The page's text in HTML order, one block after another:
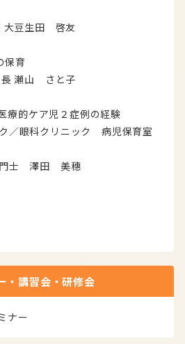
大豆生田 啓友
育
長 瀬山 さと子
療的ケア児２症例の経験
／眼科クリニック 病児保育室
門士 澤田 美穗
・講習会・研修会
ナー